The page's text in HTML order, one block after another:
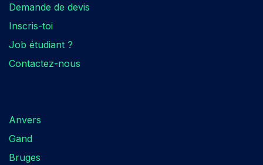
Demande de devis
Inscris-toi
Job étudiant ?
Contactez-nous
Anvers
Gand
Bruges